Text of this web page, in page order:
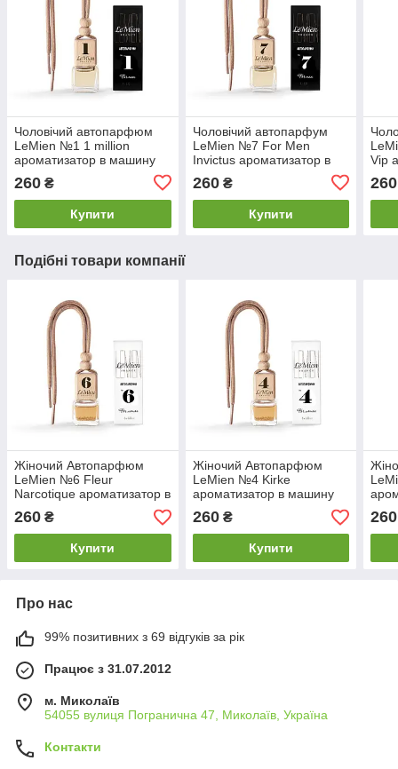
Чоловічий автопарфюм
LeMien №1 1 million
ароматизатор в машину
260 ₴
Купити
Чоловічий автопарфум
LeMien №7 For Men
Invictus ароматизатор в
260₴
Купити
Vip
260
Подібні товари компанії
Жіночий Автопарфюм
LeMien №6 Fleur
Narcotique ароматизатор в
машину
260 ₴
Купити
Жіночий Автопарфюм
LeMien №4 Kirke
ароматизатор в машину
260₴
Купити
260
Про нас
99% позитивних з 69 відгуків за рік
Працює з 31.07.2012
м. Миколаїв
54055 вулиця Погранична 47, Миколаїв, Україна
Контакти